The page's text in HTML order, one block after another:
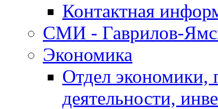
Контактная
СМИ - Гаврилов-
Экономика
Отдел экономики,
деятельности,